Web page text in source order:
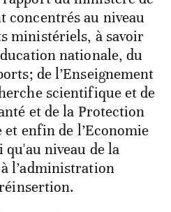
concentrés au niveau
ministériels, à savoir
nationale, du
de l’Enseignement
scientifique et de
et de la Protection
enfin de l’Economie
qu'au niveau de la
l’administration